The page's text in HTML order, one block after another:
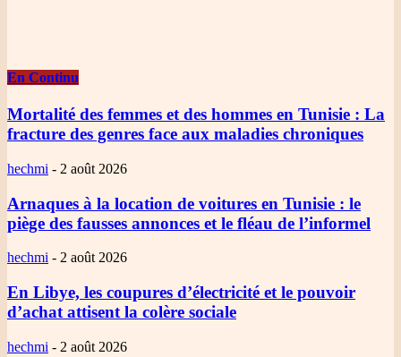
En Continu
Mortalité des femmes et des hommes en Tunisie : La
fracture des genres face aux maladies chroniques
hechmi - 2 août 2026
Arnaques à la location de voitures en Tunisie : le
piège des fausses annonces et le fléau de l’informel
hechmi - 2 août 2026
En Libye, les coupures d’électricité et le pouvoir
d’achat attisent la colère sociale
hechmi - 2 août 2026